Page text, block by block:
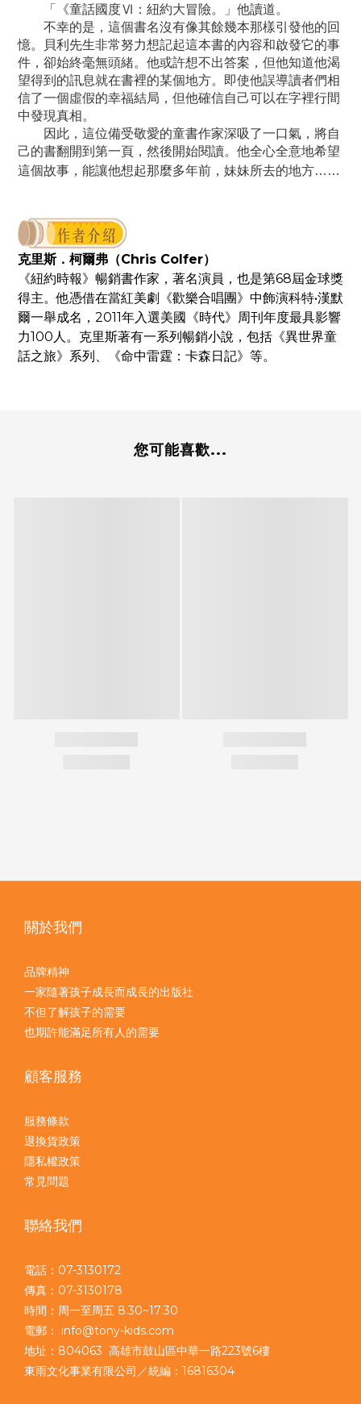
「《童話國度Ⅵ：紐約大冒險。」他讀道。
不幸的是，這個書名沒有像其餘幾本那樣引發他的回
憶。貝利先生非常努力想記起這本書的內容和啟發它的事
件，卻始終毫無頭緒。他或許想不出答案，但他知道他渴
望得到的訊息就在書裡的某個地方。即使他誤導讀者們相
信了一個虛假的幸福結局，但他確信自己可以在字裡行間
中發現真相。
因此，這位備受敬愛的童書作家深吸了一口氣，將自
己的書翻開到第一頁，然後開始閱讀。他全心全意地希望
這個故事，能讓他想起那麼多年前，妹妹所去的地方……
克里斯．柯爾弗（Chris Colfer）
《紐約時報》暢銷書作家，著名演員，也是第68屆金球獎
得主。他憑借在當紅美劇《歡樂合唱團》中飾演科特•漢默
爾一舉成名，2011年入選美國《時代》周刊年度最具影響
力100人。克里斯著有一系列暢銷小說，包括《異世界童
話之旅》系列、《命中雷霆：卡森日記》等。
您可能喜歡...
關於我們
品牌精神
一家隨著孩子成長而成長的出版社
不但了解孩子的需要
也期許能滿足所有人的需要
顧客服務
服務條款
退換貨政策
隱私權政策
常見問題
聯絡我們
電話：07-3130172
傳真：07-3130178
時間：周一至周五 8:30~17:30
電郵： info@tony-kids.com
地址：804063 高雄市鼓山區中華一路223號6樓
東雨文化事業有限公司／統編：16816304